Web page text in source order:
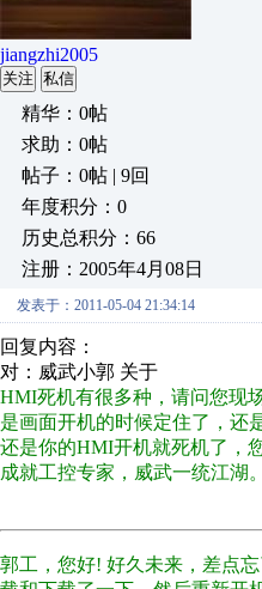
jiangzhi2005
关注 私信
精华：0帖
求助：0帖
帖子：0帖 | 9回
年度积分：0
历史总积分：66
注册：2005年4月08日
发表于：2011-05-04 21:34:14
回复内容：
对：威武小郭 关于
HMI死机有很多种，请问您现
是画面开机的时候定住了，还
还是你的HMI开机就死机了，
成就工控专家，威武一统江湖。
郭工，您好! 好久未来，差点